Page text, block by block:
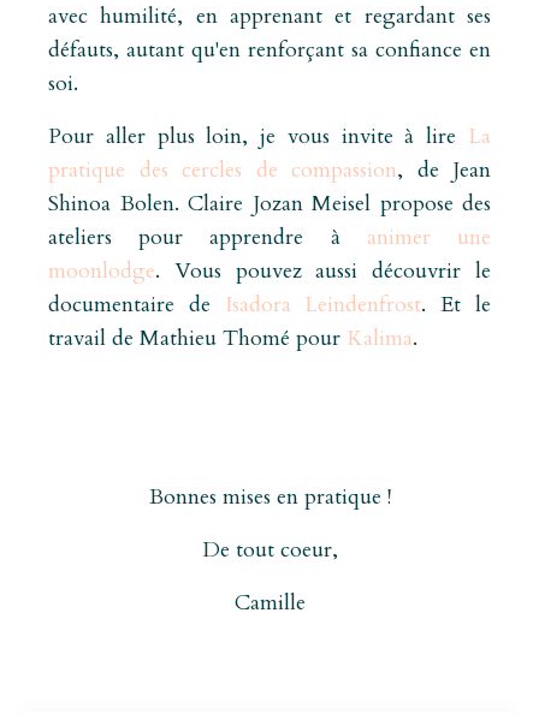
avec humilité, en apprenant et regardant ses
défauts, autant qu'en renforçant sa confiance en
soi.
Pour aller plus loin, je vous invite à lire La
pratique des cercles de compassion, de Jean
Shinoa Bolen. Claire Jozan Meisel propose des
ateliers pour apprendre à animer une
moonlodge. Vous pouvez aussi découvrir le
documentaire de Isadora Leindenfrost. Et le
travail de Mathieu Thomé pour Kalima.
Bonnes mises en pratique !
De tout coeur,
Camille